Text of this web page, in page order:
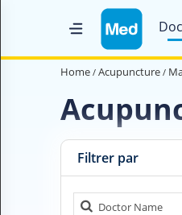
Home
Medical Magazine
Contact us
Home Acupuncture
Filtrer par